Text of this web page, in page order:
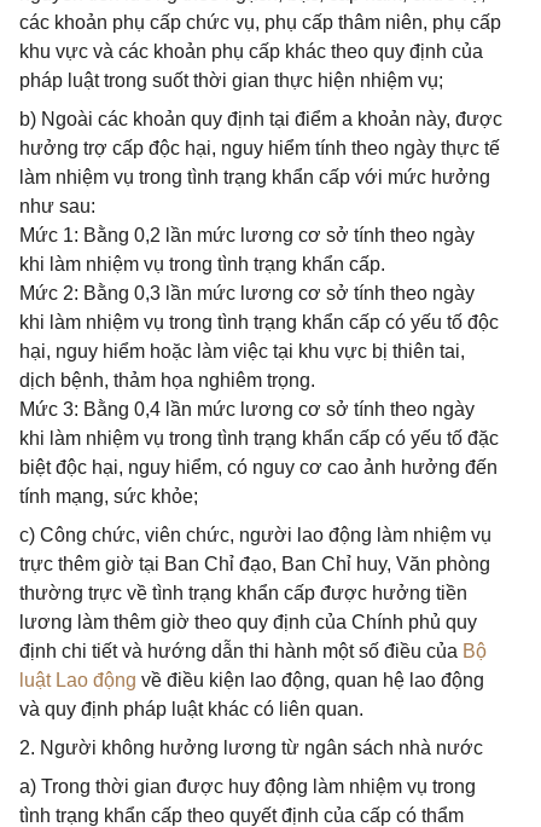
các khoản phụ cấp chức vụ, phụ cấp thâm niên, phụ cấp
khu vực và các khoản phụ cấp khác theo quy định của
pháp luật trong suốt thời gian thực hiện nhiệm vụ;
b) Ngoài các khoản quy định tại điểm a khoản này, được
hưởng trợ cấp độc hại, nguy hiểm tính theo ngày thực tế
làm nhiệm vụ trong tình trạng khẩn cấp với mức hưởng
như sau:
Mức 1: Bằng 0,2 lần mức lương cơ sở tính theo ngày
khi làm nhiệm vụ trong tình trạng khẩn cấp.
Mức 2: Bằng 0,3 lần mức lương cơ sở tính theo ngày
khi làm nhiệm vụ trong tình trạng khẩn cấp có yếu tố độc
hại, nguy hiểm hoặc làm việc tại khu vực bị thiên tai,
dịch bệnh, thảm họa nghiêm trọng.
Mức 3: Bằng 0,4 lần mức lương cơ sở tính theo ngày
khi làm nhiệm vụ trong tình trạng khẩn cấp có yếu tố đặc
biệt độc hại, nguy hiểm, có nguy cơ cao ảnh hưởng đến
tính mạng, sức khỏe;
c) Công chức, viên chức, người lao động làm nhiệm vụ
trực thêm giờ tại Ban Chỉ đạo, Ban Chỉ huy, Văn phòng
thường trực về tình trạng khẩn cấp được hưởng tiền
lương làm thêm giờ theo quy định của Chính phủ quy
định chi tiết và hướng dẫn thi hành một số điều của Bộ
luật Lao động về điều kiện lao động, quan hệ lao động
và quy định pháp luật khác có liên quan.
2. Người không hưởng lương từ ngân sách nhà nước
a) Trong thời gian được huy động làm nhiệm vụ trong
tình trạng khẩn cấp theo quyết định của cấp có thẩm